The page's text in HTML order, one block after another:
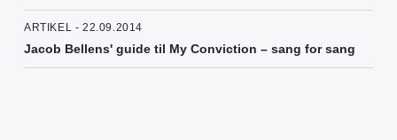
ARTIKEL - 22.09.2014
Jacob Bellens' guide til My Conviction – sang for sang